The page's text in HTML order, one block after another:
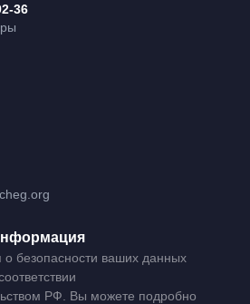
36
безопасности ваших данных
РФ. Вы можете подробно